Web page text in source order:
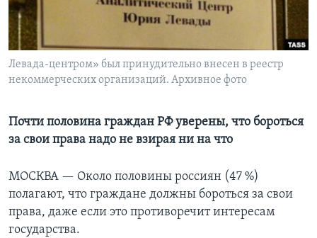
Learning English
СОЦИАЛЬНЫЕ СЕТИ
Языки
Левада-центром» был принудительно внесен в реестр
некоммерческих организаций. Архивное фото
Почти половина граждан РФ уверены, что бороться
за свои права надо не взирая ни на что
МОСКВА — Около половины россиян (47 %)
полагают, что граждане должны бороться за свои
права, даже если это противоречит интересам
государства.